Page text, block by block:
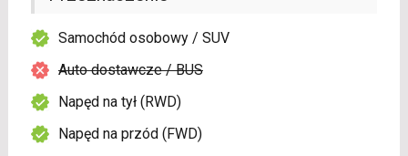
Samochód osobowy / SUV
Auto dostawcze / BUS
Napęd na tył (RWD)
Napęd na przód (FWD)